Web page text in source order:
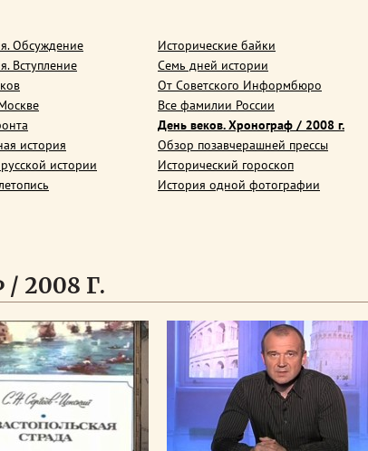
Обсуждение
Вступление
история
истории
Исторические байки
Семь дней истории
От Советского Информбюро
Все фамилии России
День веков. Хронограф / 2008 г.
Обзор позавчерашней прессы
Исторический гороскоп
История одной фотографии
2008 Г.